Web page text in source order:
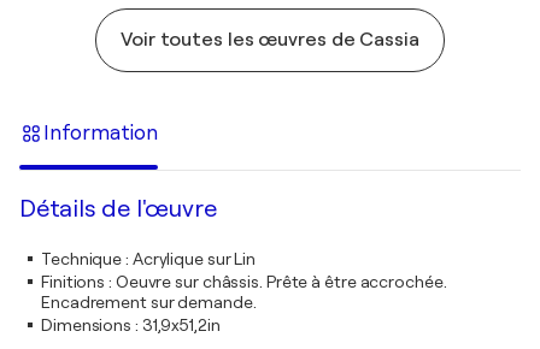
Voir toutes les œuvres de Cassia
Information
Détails de l'œuvre
Technique: Acrylique sur Lin
Finitions : Oeuvre sur châssis. Prête à être accrochée.
Encadrement sur demande.
Dimensions : 31,9x51,2in